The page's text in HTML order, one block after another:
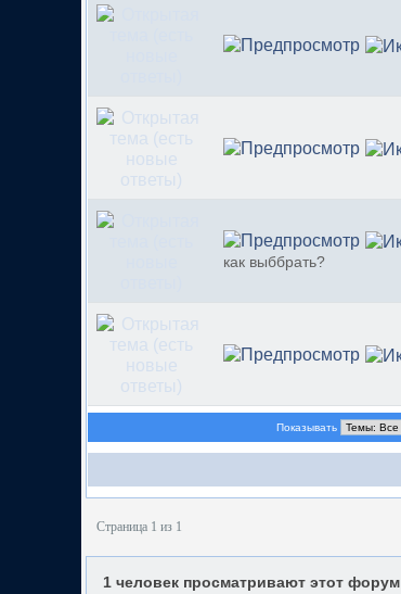
как выббрать?
Показывать
Страница 1 из 1
1 человек просматривают этот форум